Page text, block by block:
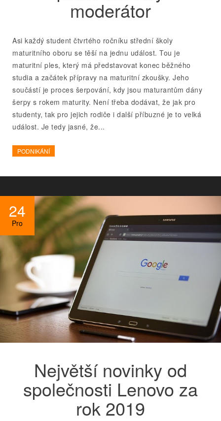
moderátor
Asi každý student čtvrtého ročníku střední školy
maturitního oboru se těší na jednu událost. Tou je
maturitní ples, který má představovat konec běžného
studia a začátek přípravy na maturitní zkoušky. Jeho
součástí je proces šerpování, kdy jsou maturantům dány
šerpy s rokem maturity. Není třeba dodávat, že jak pro
studenty, tak pro jejich rodiče i další příbuzné je to velká
událost. Je tedy jasné, že...
PODNIKÁNÍ
24
Pro
Největší novinky od
společnosti Lenovo za
rok 2019